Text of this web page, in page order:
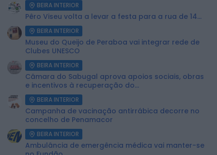
BEIRA INTERIOR
Pêro Viseu volta a levar a festa para a rua de 14...
BEIRA INTERIOR
Museu do Queijo de Peraboa vai integrar rede de
Clubes UNESCO
BEIRA INTERIOR
Câmara do Sabugal aprova apoios sociais, obras
e incentivos à recuperação do...
BEIRA INTERIOR
Campanha de vacinação antirrábica decorre no
concelho de Penamacor
BEIRA INTERIOR
Ambulância de emergência médica vai manter-se